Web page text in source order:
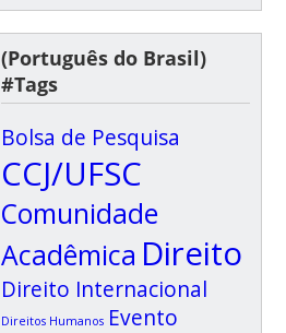
(Português do Brasil)
#Tags
Bolsa de Pesquisa
CCJ/UFSC
Comunidade
Acadêmica Direito
Direito Internacional
Direitos Humanos Evento